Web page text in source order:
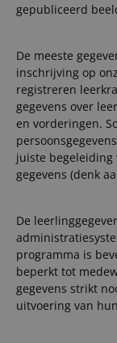
gepubliceerd
De meeste
inschrijving op
registreren
gegevens over
en vorderingen.
juiste begeleiding
gegevens (denk
De
programma is
beperkt tot
gegevens strikt
uitvoering van